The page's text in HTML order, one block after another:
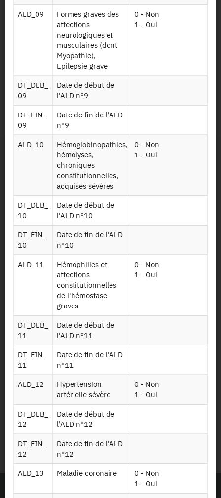
humaine
Tables sur les
hospitalisations à
domicile (HAD)
de 2012 à 2016
ALD_09
Formes graves des
affections
neurologiques et
musculaires (dont
Myopathie),
Epilepsie grave
0 - Non
1 - Oui
DT_DEB_
09
Date de début de
l'ALD n°9
DT_FIN_
09
Date de fin de l'ALD
n°9
ALD_10
Hémoglobinopathies,
hémolyses,
chroniques
constitutionnelles,
acquises sévères
0 - Non
1 - Oui
DT_DEB_
10
Date de début de
l'ALD n°10
DT_FIN_
10
Date de fin de l'ALD
n°10
ALD_11
Hémophilies et
affections
constitutionnelles
de l'hémostase
graves
0 - Non
1 - Oui
DT_DEB_
11
Date de début de
l'ALD n°11
DT_FIN_
11
Date de fin de l'ALD
n°11
ALD_12
Hypertension
artérielle sévère
0 - Non
1 - Oui
DT_DEB_
12
Date de début de
l'ALD n°12
DT_FIN_
12
Date de fin de l'ALD
n°12
ALD_13 Maladie coronaire
0 - Non
1 - Oui
Identifiant persistant
RPS_2016 : https://doi.org/10.34724/CASD.347.2816.V1
Contact
Documents utiles
Recrutement
Plan d’accès
Presse et rapports
Marchés publics
Mentions légales
Protection des données
personnelles
Plan du site